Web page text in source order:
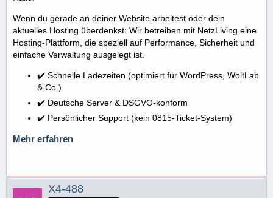
Wenn du gerade an deiner Website arbeitest oder dein
aktuelles Hosting überdenkst: Wir betreiben mit NetzLiving eine
Hosting-Plattform, die speziell auf Performance, Sicherheit und
einfache Verwaltung ausgelegt ist.
✔️ Schnelle Ladezeiten (optimiert für WordPress, WoltLab
& Co.)
✔️ Deutsche Server & DSGVO-konform
✔️ Persönlicher Support (kein 0815-Ticket-System)
Mehr erfahren
X4-488